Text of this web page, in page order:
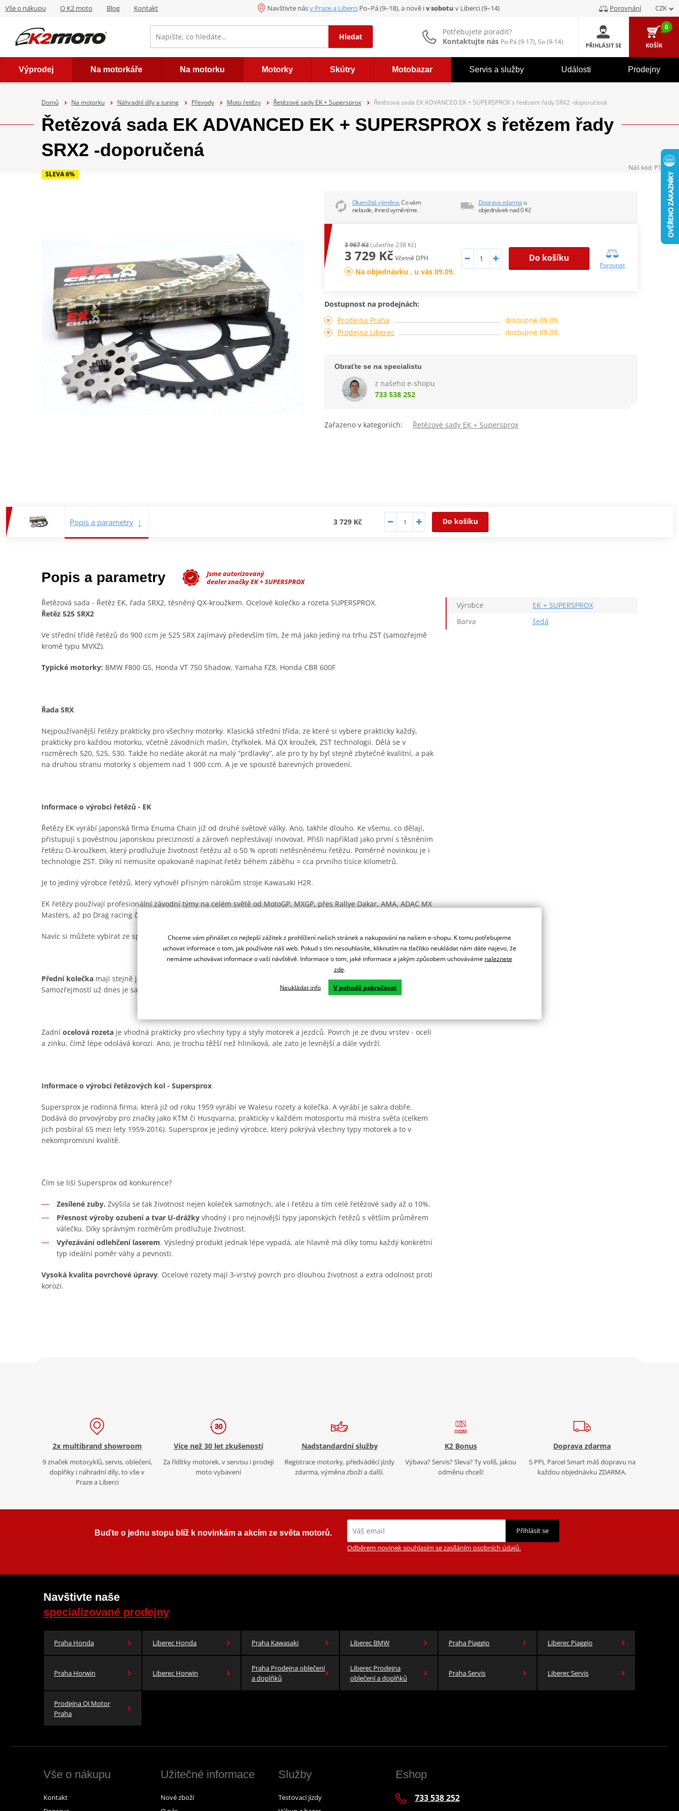
Vše o nákupu O K2 moto Blog Kontakt Navštivte násv Praze a Liberci Po–Pá (9–18), a nově iv sobotu v Liberci (9–14) Porovnání CZK
Hledat
Potřebujete poradit?
Kontaktujte nás Po-Pá (9-17), So (9-14) PŘIHLÁSIT SE
0
KOŠÍK
Výprodej Na motorkáře Na motorku Motorky Skútry Motobazar Servis a služby Události Prodejny
Domů Na motorku Náhradní díly a tuning Převody Moto řetězy Řetězové sady EK + Supersprox Řetězová sada EK ADVANCED EK + SUPERSPROX s řetězem řady SRX2 -doporučená
Řetězová sada EK ADVANCED EK + SUPERSPROX s řetězem řady
SRX2 -doporučená
SLEVA 6%
Okamžitá výměna.Co vám
nebude, ihned vyměníme.
Doprava zdarma u
objednávek nad 0 Kč
3 967 Kč(ušetříte 238 Kč)
3 729 Kč Včetně DPH
Na objednávku , u vás 09.09.
Do košíku
Porovnat
Dostupnost na prodejnách:
Prodejna Praha
dostupné 09.09.
Prodejna Liberec
dostupné 09.09.
Obraťte se na specialistu
z našeho e-shopu
733 538 252
Zařazeno v kategoriích: Řetězové sady EK + Supersprox
Popis a parametry 3 729 Kč Do košíku
Popis a parametry
Jsme autorizovaný
dealer značky EK + SUPERSPROX
Řetězová sada - Řetěz EK, řada SRX2, těsněný QX-kroužkem. Ocelové kolečko a rozeta SUPERSPROX.
Řetěz 525 SRX2
Ve střední třídě řetězů do 900 ccm je 525 SRX zajímavý především tím, že má jako jediný na trhu ZST (samozřejmě
kromě typu MVXZ).
Typické motorky: BMW F800 GS, Honda VT 750 Shadow, Yamaha FZ8, Honda CBR 600F
Řada SRX
Nejpoužívanější řetězy prakticky pro všechny motorky. Klasická střední třída, ze které si vybere prakticky každý,
prakticky pro každou motorku, včetně závodních mašin, čtyřkolek. Má QX kroužek, ZST technologii. Dělá se v
rozměrech 520, 525, 530. Takže ho nedáte akorát na malý “prdlavky”, ale pro ty by byl stejně zbytečně kvalitní, a pak
na druhou stranu motorky s objemem nad 1 000 ccm. A je ve spoustě barevných provedení.
Informace o výrobci řetězů - EK
Řetězy EK vyrábí japonská firma Enuma Chain již od druhé světové války. Ano, takhle dlouho. Ke všemu, co dělají,
přistupují s pověstnou japonskou precizností a zároveň nepřestávají inovovat. Přišli například jako první s těsněním
řetězu O-kroužkem, který prodlužuje životnost řetězu až o 50 % oproti netěsněnému řetězu. Poměrně novinkou je i
technologie ZST. Díky ní nemusíte opakovaně napínat řetěz během záběhu = cca prvního tisíce kilometrů.
Je to jediný výrobce řetězů, který vyhověl přísným nárokům stroje Kawasaki H2R.
EK řetězy používají profesionální závodní týmy na celém světě od MotoGP, MXGP, přes Rallye Dakar, AMA, ADAC MX
Masters, až po Drag racing či Road racing.
Navíc si můžete vybírat ze spousty barevných provedení.
Přední kolečka mají stejně jako ocelové rozety od Supersprox zesílené zuby pro delší životnost a jsou odlehčená.
Samozřejmostí už dnes je samočistící drážka pro offroady.
Zadní ocelová rozeta je vhodná prakticky pro všechny typy a styly motorek a jezdců. Povrch je ze dvou vrstev - oceli
a zinku, čímž lépe odolává korozi. Ano, je trochu těžší než hliníková, ale zato je levnější a dále vydrží.
Informace o výrobci řetězových kol - Supersprox
Supersprox je rodinná firma, která již od roku 1959 vyrábí ve Walesu rozety a kolečka. A vyrábí je sakra dobře.
Dodává do prvovýroby pro značky jako KTM či Husqvarna, prakticky v každém motosportu má mistra světa (celkem
jich posbíral 65 mezi lety 1959-2016). Supersprox je jediný výrobce, který pokrývá všechny typy motorek a to v
nekompromisní kvalitě.
Čím se liší Supersprox od konkurence?
Zesílené zuby. Zvýšila se tak životnost nejen koleček samotných, ale i řetězu a tím celé řetězové sady až o 10%.
Přesnost výroby ozubení a tvar U-drážky vhodný i pro nejnovější typy japonských řetězů s větším průměrem
válečku. Díky správným rozměrům prodlužuje životnost.
Vyřezávání odlehčení laserem. Výsledný produkt jednak lépe vypadá, ale hlavně má díky tomu každý konkrétní
typ ideální poměr váhy a pevnosti.
Vysoká kvalita povrchové úpravy. Ocelové rozety mají 3-vrstvý povrch pro dlouhou životnost a extra odolnost proti
korozi.
Výrobce
EK + SUPERSPROX
Barva
šedá
Náš kód: P104353
2x multibrand showroom
9 značek motocyklů, servis, oblečení,
doplňky i náhradní díly, to vše v
Praze a Liberci
Více než 30 let zkušeností
Za řídítky motorek, v servisu i prodeji
moto vybavení
Nadstandardní služby
Registrace motorky, předváděcí jízdy
zdarma, výměna zboží a další.
K2 Bonus
Výbava? Servis? Sleva? Ty volíš, jakou
odměnu chceš!
Doprava zdarma
S PPL Parcel Smart máš dopravu na
každou objednávku ZDARMA.
Buďte o jednu stopu blíž k novinkám a akcím ze světa motorů.
Přihlásit se
Odběrem novinek souhlasím se zasíláním osobních údajů.
Navštivte naše
specializované prodejny
Praha Honda Liberec Honda Praha Kawasaki Liberec BMW Praha Piaggio Liberec Piaggio
Praha Horwin Liberec Horwin
Praha Prodejna oblečení
a doplňků
Liberec Prodejna
oblečení a doplňků
Praha Servis Liberec Servis
Prodejna QJ Motor
Praha
Vše o nákupu
Kontakt
Užitečné informace
Nové zboží
Služby
Testovací jízdy
Eshop
733 538 252
Chceme vám přinášet co nejlepší zážitek z prohlížení našich stránek a nakupování na našem e-shopu. K tomu potřebujeme
uchovat informace o tom, jak používáte náš web. Pokud s tím nesouhlasíte, kliknutím na tlačítko neukládat nám dáte najevo, že
nemáme uchovávat informace o vaší návštěvě. Informace o tom, jaké informace a jakým způsobem uchováváme naleznete
zde.
Neukládat info V pohodě pokračovat